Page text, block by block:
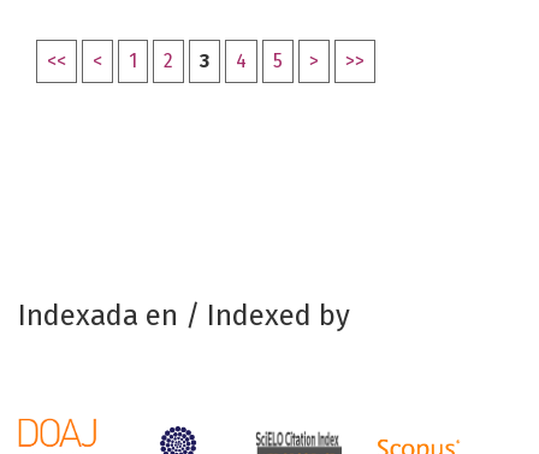
<< < 1 2 3 4 5 > >>
Indexada en / Indexed by